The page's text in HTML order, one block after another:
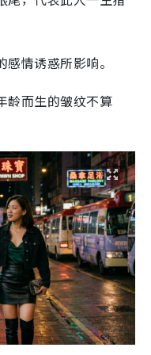
情诱惑所影响。
龄而生的皱纹不算